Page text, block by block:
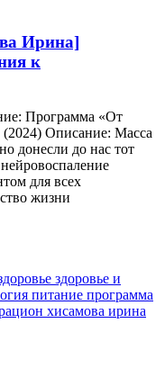
Ирина]
к
Программа «От
(2024) Описание: Масса
донесли до нас тот
для всех
жизни
здоровье и
питание программа
хисамова ирина